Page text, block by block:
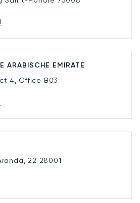
ARABISCHE EMIRATE
4, Office B03
22 28001